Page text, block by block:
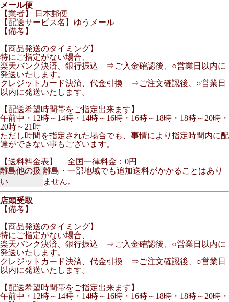
メール便
【業者】 日本郵便
【配送サービス名】ゆうメール
【備考】
【商品発送のタイミング】
特にご指定がない場合、
楽天バンク決済、銀行振込 ⇒ご入金確認後、○営業日以内に
発送いたします。
クレジットカード決済、代金引換 ⇒ご注文確認後、○営業日
以内に発送いたします。
【配送希望時間帯をご指定出来ます】
午前中・12時～14時・14時～16時・16時～18時・18時～20時・
20時～21時
ただし時間を指定された場合でも、事情により指定時間内に配
達ができない事もございます。
【送料料金表】
全国一律料金：0円
離島他の扱
い
離島・一部地域でも追加送料がかかることはあり
ません。
店頭受取
【備考】
【商品発送のタイミング】
特にご指定がない場合、
楽天バンク決済、銀行振込 ⇒ご入金確認後、○営業日以内に
発送いたします。
クレジットカード決済、代金引換 ⇒ご注文確認後、○営業日
以内に発送いたします。
【配送希望時間帯をご指定出来ます】
午前中・12時～14時・14時～16時・16時～18時・18時～20時・